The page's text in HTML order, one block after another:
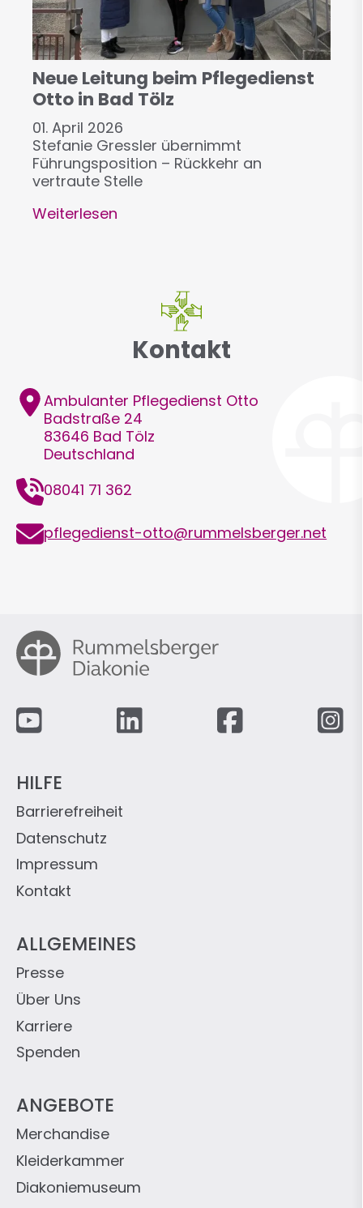
Neue Leitung beim Pflegedienst
Otto in Bad Tölz
01. April 2026
Stefanie Gressler übernimmt
Führungsposition – Rückkehr an
vertraute Stelle
Weiterlesen
Bad
Tölz
Kontakt
Adresse
Ambulanter Pflegedienst Otto
Badstraße 24
83646 Bad Tölz
Deutschland
Telefon08041 71 362
E-
Mail
pflegedienst-otto@rummelsberger.net
Fußzeile
ANGEBOTE
Diakoniemuseum
Kleiderkammer
Merchandise
ALLGEMEINES
Spenden
Karriere
Über Uns
Presse
HILFE
Kontakt
Impressum
Datenschutz
Barrierefreiheit